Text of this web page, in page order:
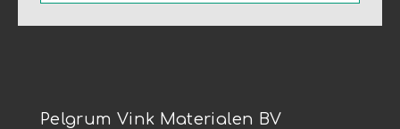
Pelgrum Vink Materialen BV